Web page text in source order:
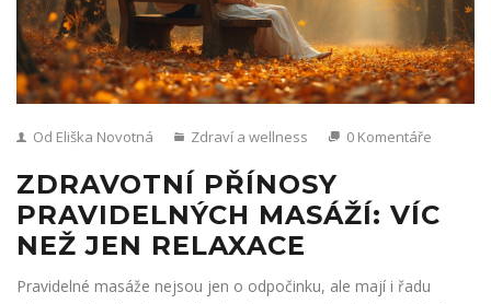
Od Eliška Novotná Zdraví a wellness 0 Komentáře
ZDRAVOTNÍ PŘÍNOSY
PRAVIDELNÝCH MASÁŽÍ: VÍC
NEŽ JEN RELAXACE
Pravidelné masáže nejsou jen o odpočinku, ale mají i řadu